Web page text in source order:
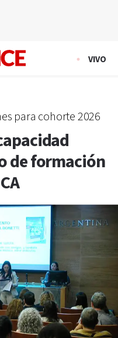
VIVO
para cohorte 2026
de formación